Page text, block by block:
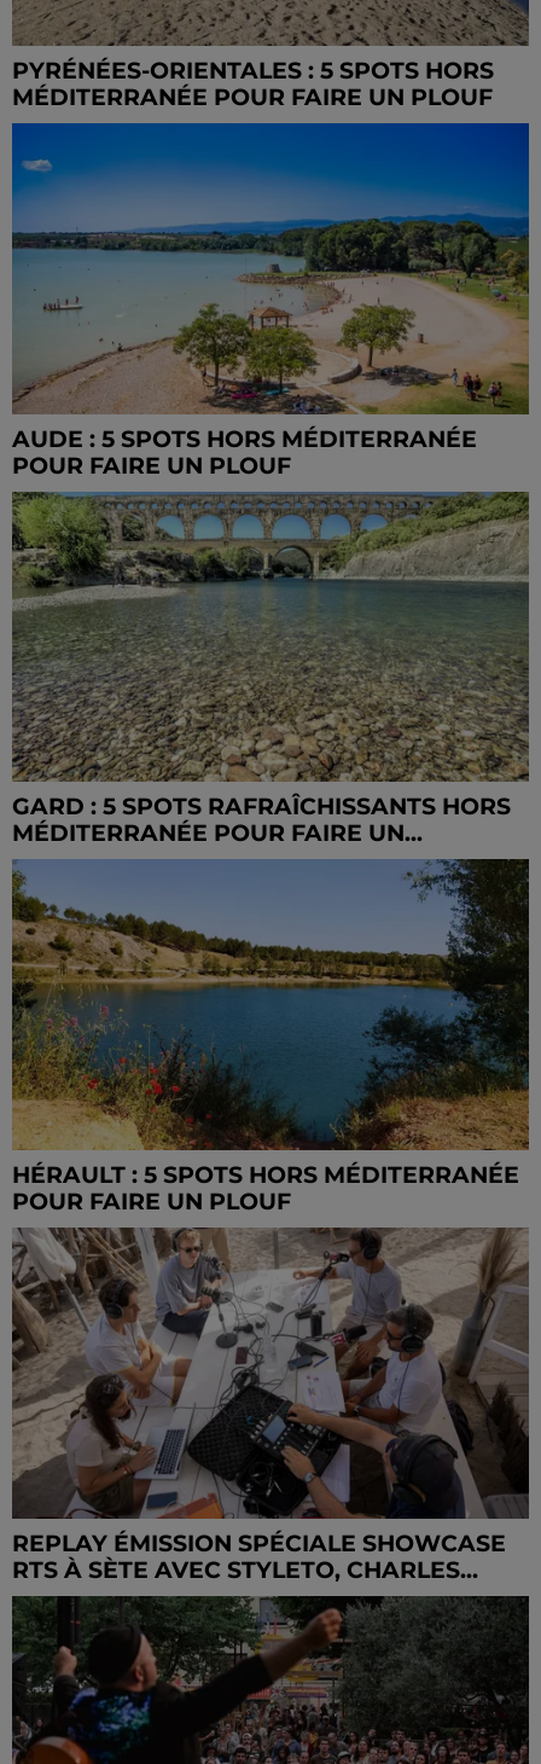
PYRÉNÉES-ORIENTALES : 5 SPOTS HORS
MÉDITERRANÉE POUR FAIRE UN PLOUF
AUDE : 5 SPOTS HORS MÉDITERRANÉE
POUR FAIRE UN PLOUF
GARD : 5 SPOTS RAFRAÎCHISSANTS HORS
MÉDITERRANÉE POUR FAIRE UN...
HÉRAULT : 5 SPOTS HORS MÉDITERRANÉE
POUR FAIRE UN PLOUF
REPLAY ÉMISSION SPÉCIALE SHOWCASE
RTS À SÈTE AVEC STYLETO, CHARLES...